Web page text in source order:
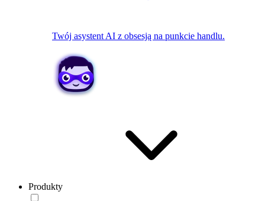
Twój asystent AI z obsesją na punkcie handlu.
Produkty